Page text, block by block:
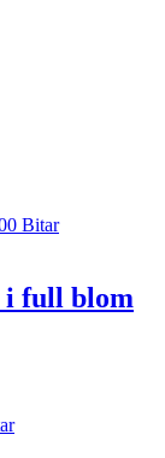
i full blom